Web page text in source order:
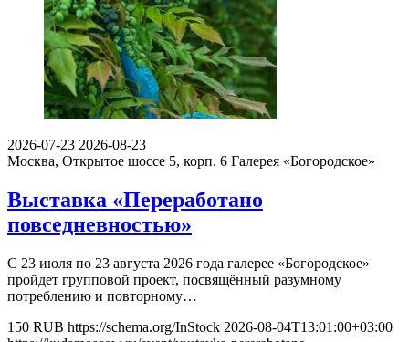
2026-07-23 2026-08-23
Москва, Открытое шоссе 5, корп. 6 Галерея «Богородское»
Выставка «Переработано
повседневностью»
С 23 июля по 23 августа 2026 года галерее «Богородское»
пройдет групповой проект, посвящённый разумному
потреблению и повторному…
150 RUB https://schema.org/InStock 2026-08-04T13:01:00+03:00